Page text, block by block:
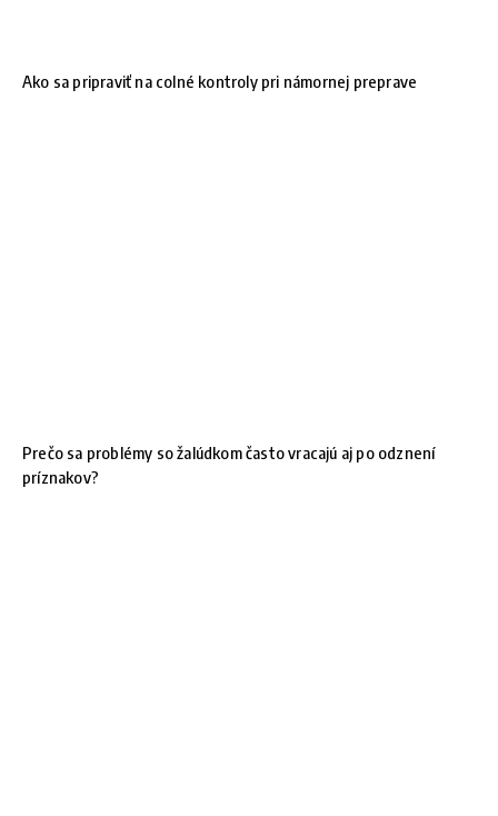
Ako sa pripraviť na colné kontroly pri námornej preprave
Prečo sa problémy so žalúdkom často vracajú aj po odznení
príznakov?